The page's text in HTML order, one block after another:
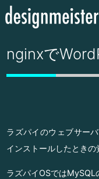
nginxで
ラズパイのウェブサー
インストールしたときの
ラズパイOSではMySQL